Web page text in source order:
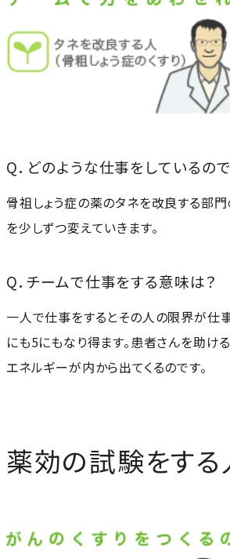
Q．どのような仕事をしているの
骨祖しょう症の薬のタネを改良する部
を少しずつ変えていきます。
Q．チームで仕事をする意味は？
一人で仕事をするとその人の限界が仕
にも5にもなり得ます。患者さんを助け
エネルギーが内から出てくるのです。
薬効の試験をする